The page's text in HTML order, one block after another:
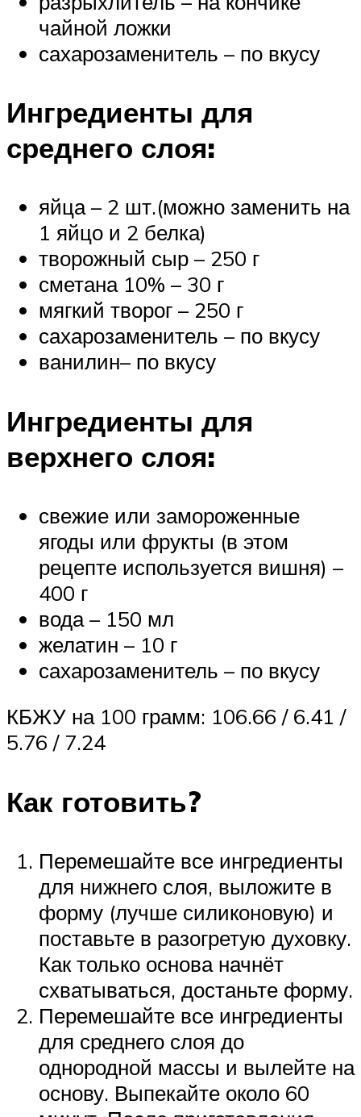
чайной ложки
сахарозаменитель – по вкусу
Ингредиенты для
среднего слоя:
яйца – 2 шт.(можно заменить на
1 яйцо и 2 белка)
творожный сыр – 250 г
сметана 10% – 30 г
мягкий творог – 250 г
сахарозаменитель – по вкусу
ванилин– по вкусу
Ингредиенты для
верхнего слоя:
свежие или замороженные
ягоды или фрукты (в этом
рецепте используется вишня) –
400 г
вода – 150 мл
желатин – 10 г
сахарозаменитель – по вкусу
КБЖУ на 100 грамм: 106.66 / 6.41 /
5.76 / 7.24
Как готовить?
Перемешайте все ингредиенты
для нижнего слоя, выложите в
форму (лучше силиконовую) и
поставьте в разогретую духовку.
Как только основа начнёт
схватываться, достаньте форму.
Перемешайте все ингредиенты
для среднего слоя до
однородной массы и вылейте на
основу. Выпекайте около 60